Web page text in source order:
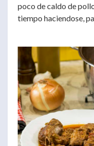
poco de caldo de
tiempo haciendose,